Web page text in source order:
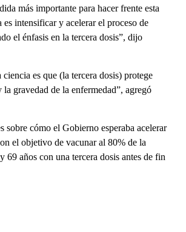
más importante para hacer frente esta
es intensificar y acelerar el proceso de
el énfasis en la tercera dosis”, dijo
es que (la tercera dosis) protege
gravedad de la enfermedad”, agregó
sobre cómo el Gobierno esperaba acelerar
el objetivo de vacunar al 80% de la
69 años con una tercera dosis antes de fin